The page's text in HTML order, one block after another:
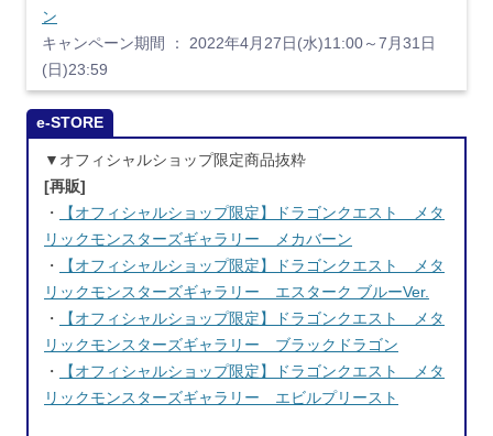
ン
キャンペーン期間 ： 2022年4月27日(水)11:00～7月31日
(日)23:59
e-STORE
▼オフィシャルショップ限定商品抜粋
[再販]
・
【オフィシャルショップ限定】ドラゴンクエスト メタ
リックモンスターズギャラリー メカバーン
・
【オフィシャルショップ限定】ドラゴンクエスト メタ
リックモンスターズギャラリー エスターク ブルーVer.
・
【オフィシャルショップ限定】ドラゴンクエスト メタ
リックモンスターズギャラリー ブラックドラゴン
・
【オフィシャルショップ限定】ドラゴンクエスト メタ
リックモンスターズギャラリー エビルプリースト